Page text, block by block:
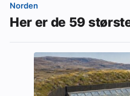
Norden
Her er de 59